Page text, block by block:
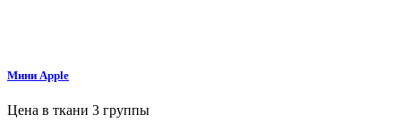
Мини Apple
Цена в ткани 3 группы